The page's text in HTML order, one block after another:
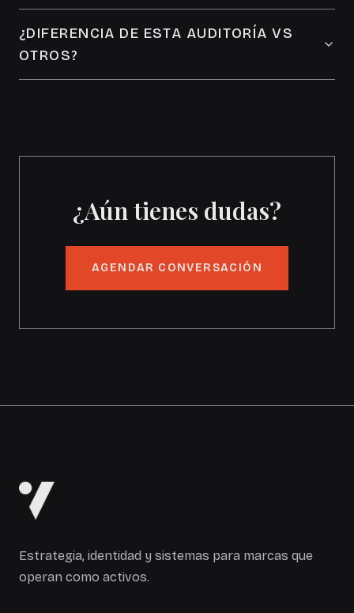
¿DIFERENCIA DE ESTA AUDITORÍA VS
OTROS?
¿Aún tienes dudas?
AGENDAR CONVERSACIÓN
Estrategia, identidad y sistemas para marcas que
operan como activos.